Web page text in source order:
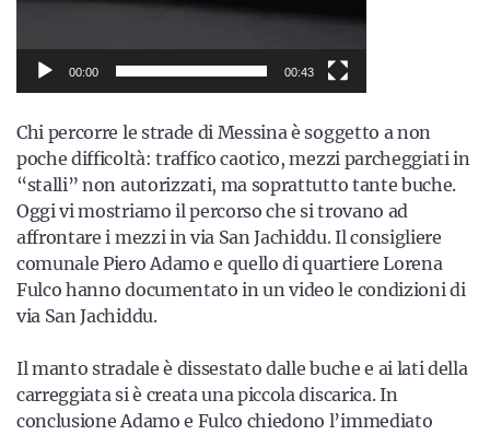
00:00 00:43
Chi percorre le strade di Messina è soggetto a non
poche difficoltà: traffico caotico, mezzi parcheggiati in
“stalli” non autorizzati, ma soprattutto tante buche.
Oggi vi mostriamo il percorso che si trovano ad
affrontare i mezzi in via San Jachiddu. Il consigliere
comunale Piero Adamo e quello di quartiere Lorena
Fulco hanno documentato in un video le condizioni di
via San Jachiddu.
Il manto stradale è dissestato dalle buche e ai lati della
carreggiata si è creata una piccola discarica. In
conclusione Adamo e Fulco chiedono l’immediato